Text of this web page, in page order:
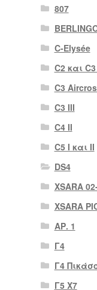
807
C-Elysée
C2 και
C3
C3 III
C4 II
C5 I και II
DS4
XSARA
XSARA
ΑΡ. 1
Γ4
Γ4
Γ5 Χ7